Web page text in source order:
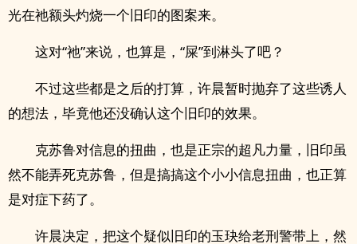
光在祂额头灼烧一个旧印的图案来。
这对“祂”来说，也算是，“屎”到淋头了吧？
不过这些都是之后的打算，许晨暂时抛弃了这些诱人
的想法，毕竟他还没确认这个旧印的效果。
克苏鲁对信息的扭曲，也是正宗的超凡力量，旧印虽
然不能弄死克苏鲁，但是搞搞这个小小信息扭曲，也正算
是对症下药了。
许晨决定，把这个疑似旧印的玉玦给老刑警带上，然